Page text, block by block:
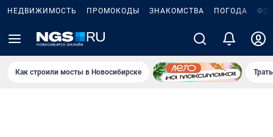
НЕДВИЖИМОСТЬ ПРОМОКОДЫ ЗНАКОМСТВА ПОГОДА
Как строили мосты в Новосибирске